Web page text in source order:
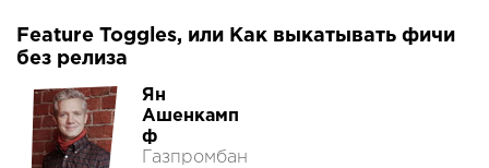
Feature Toggles, или Как выкатывать фичи
без релиза
Ян
Ашенкамп
ф
Газпромбан